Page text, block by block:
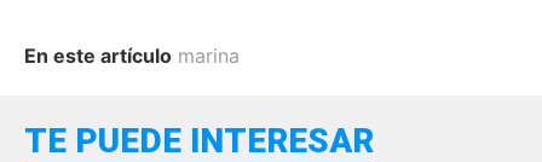
En este artículo marina
TE PUEDE INTERESAR